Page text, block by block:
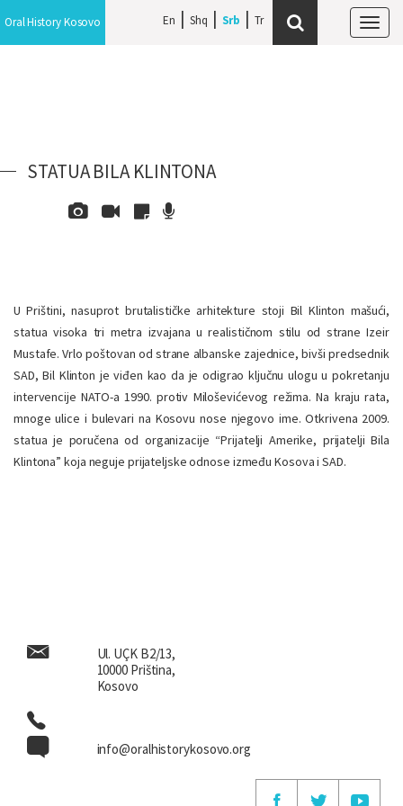
En Shq Srb
Oral History Kosovo
STATUA BILA KLINTONA
U Prištini, nasuprot brutalističke arhitekture stoji Bil Klinton mašući,
statua visoka tri metra izvajana u realističnom stilu od strane Izeir
Mustafe. Vrlo poštovan od strane albanske zajednice, bivši predsednik
SAD, Bil Klinton je viđen kao da je odigrao ključnu ulogu u pokretanju
intervencije NATO-a 1990. protiv Miloševićevog režima. Na kraju rata,
mnoge ulice i bulevari na Kosovu nose njegovo ime. Otkrivena 2009.
statua je poručena od organizacije “Prijatelji Amerike, prijatelji Bila
Klintona” koja neguje prijateljske odnose između Kosova i SAD.
Ul. UÇK B2/13,
10000 Priština,
Kosovo
info@oralhistorykosovo.org